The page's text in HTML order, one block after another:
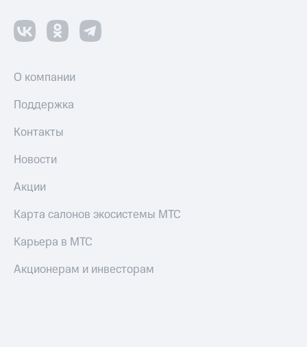
О компании
Поддержка
Контакты
Новости
Акции
Карта салонов экосистемы МТС
Карьера в МТС
Акционерам и инвесторам